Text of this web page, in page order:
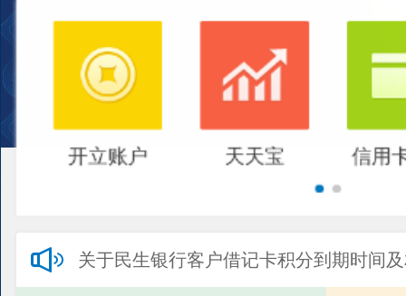
开立账户 天天宝 信用
关于民生银行客户借记卡积分到期时间